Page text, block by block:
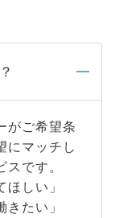
がご希望条
にマッチし
です。
しい」
たい」